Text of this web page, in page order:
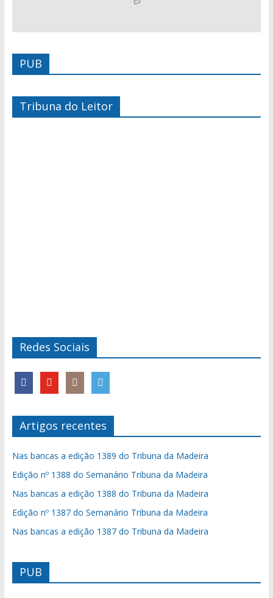
PUB
Tribuna do Leitor
Redes Sociais
Artigos recentes
Nas bancas a edição 1389 do Tribuna da Madeira
Edição nº 1388 do Semanário Tribuna da Madeira
Nas bancas a edição 1388 do Tribuna da Madeira
Edição nº 1387 do Semanário Tribuna da Madeira
Nas bancas a edição 1387 do Tribuna da Madeira
PUB